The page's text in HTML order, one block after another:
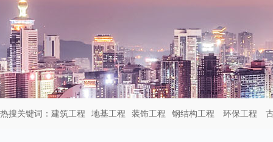
热搜关键词： 建筑工程 地基工程 装饰工程 钢结构工程 环保工程